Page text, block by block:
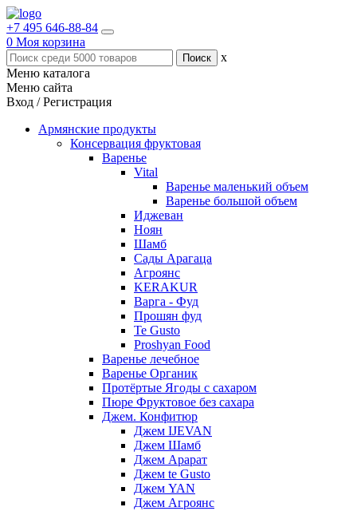
+7 495 646-88-84
0 Моя корзина
x
Меню каталога
Меню сайта
Вход / Регистрация
Армянские продукты
Консервация фруктовая
Варенье
Vital
Варенье маленький объем
Варенье большой объем
Иджеван
Ноян
Шамб
Сады Арагаца
Агроянс
KERAKUR
Варга - Фуд
Прошян фуд
Te Gusto
Proshyan Food
Варенье лечебное
Варенье Органик
Протёртые Ягоды с сахаром
Пюре Фруктовое без сахара
Джем. Конфитюр
Джем IJEVAN
Джем Шамб
Джем Арарат
Джем te Gusto
Джем YAN
Джем Агроянс